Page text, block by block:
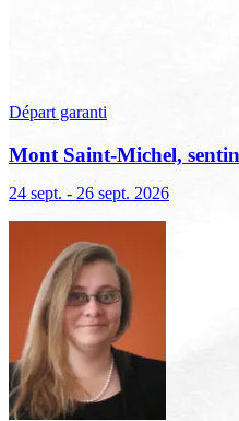
Départ garanti
Mont Saint-Michel,
24 sept. - 26 sept. 2026